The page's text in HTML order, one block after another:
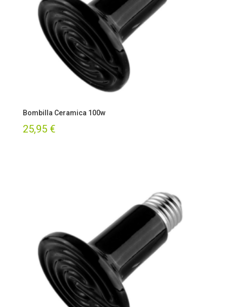
Bombilla Ceramica 100w
25,95 €